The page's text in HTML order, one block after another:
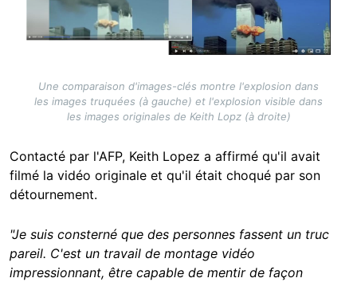
Une comparaison d'images-clés montre l'explosion dans
les images truquées (à gauche) et l'explosion visible dans
les images originales de Keith Lopz (à droite)
Contacté par l'AFP, Keith Lopez a affirmé qu'il avait
filmé la vidéo originale et qu'il était choqué par son
détournement.
"Je suis consterné que des personnes fassent un truc
pareil. C'est un travail de montage vidéo
impressionnant, être capable de mentir de façon